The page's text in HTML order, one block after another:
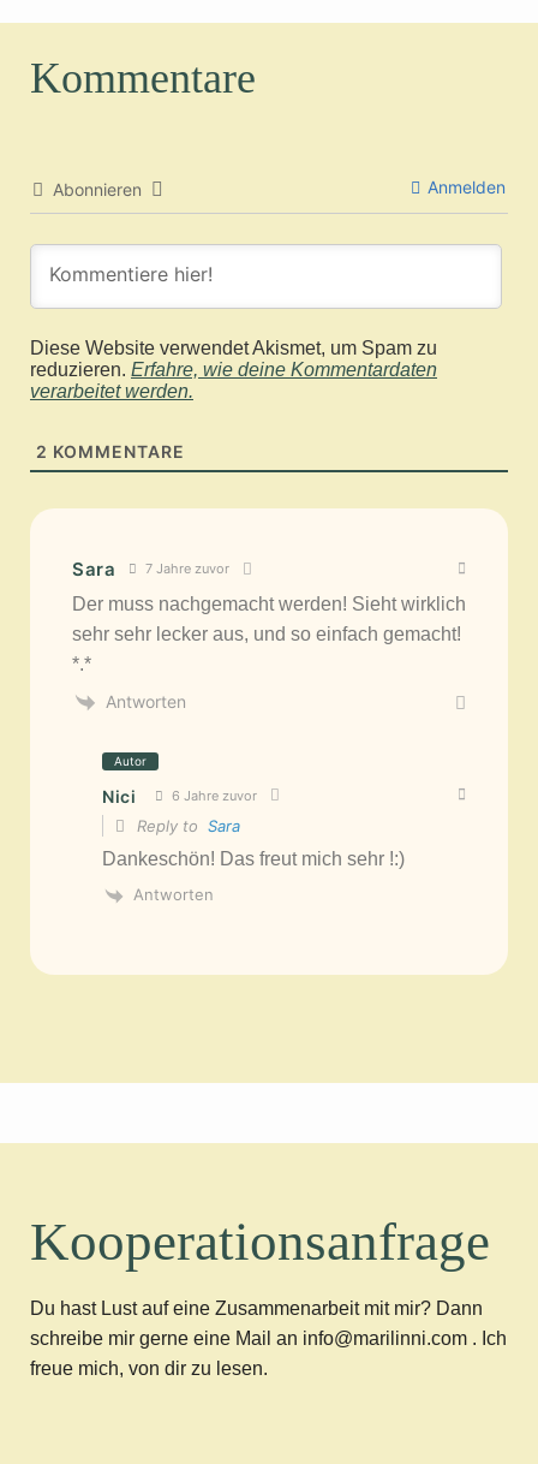
Kommentare
Abonnieren Anmelden
Diese Website verwendet Akismet, um Spam zu
reduzieren. Erfahre, wie deine Kommentardaten
verarbeitet werden.
2 KOMMENTARE
Sara 7 Jahre zuvor
Der muss nachgemacht werden! Sieht wirklich
sehr sehr lecker aus, und so einfach gemacht!
*.*
Antworten
Autor
Nici 6 Jahre zuvor
Reply to Sara
Dankeschön! Das freut mich sehr !:)
Antworten
Kooperationsanfrage
Du hast Lust auf eine Zusammenarbeit mit mir? Dann
schreibe mir gerne eine Mail an info@marilinni.com . Ich
freue mich, von dir zu lesen.